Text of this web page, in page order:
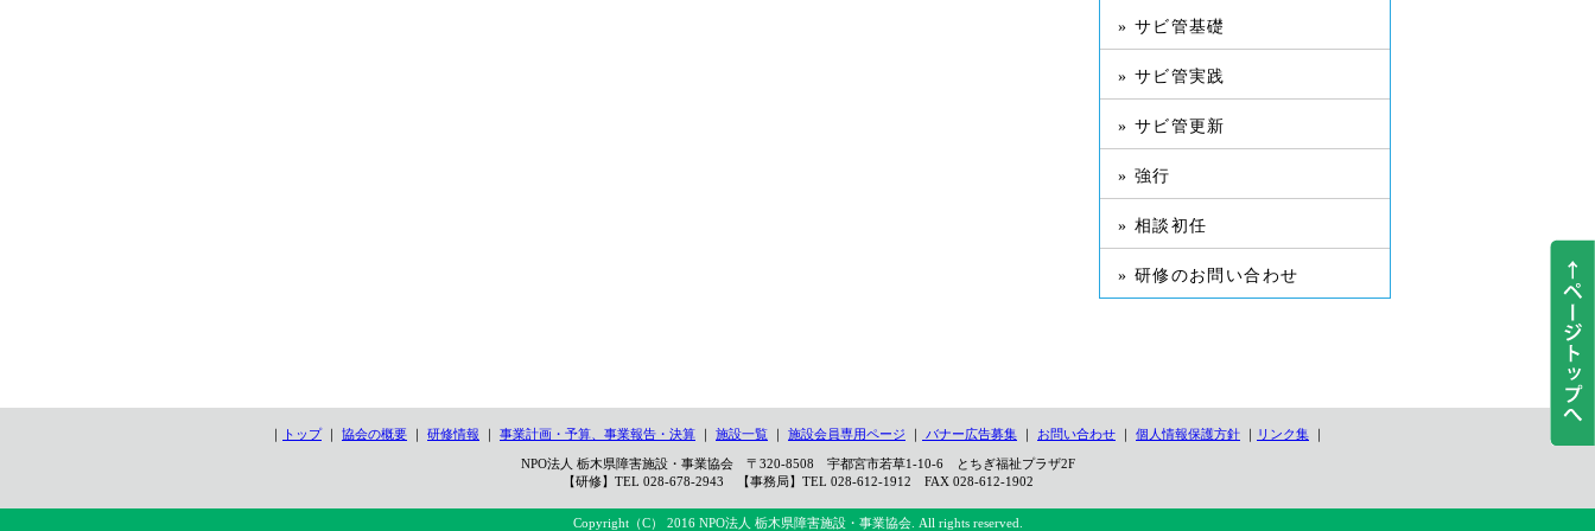
» サビ管基礎
» サビ管実践
» サビ管更新
» 強行
» 相談初任
» 研修のお問い合わせ
｜ トップ｜ 協会の概要 ｜ 研修情報 ｜ 事業計画・予算、事業報告・決算 ｜ 施設一覧 ｜ 施設会員専用ページ ｜ バナー広告募集 ｜ お問い合わせ ｜ 個人情報保護方針 ｜ リンク集 ｜
NPO法人 栃木県障害施設・事業協会 〒320-8508 宇都宮市若草1-10-6 とちぎ福祉プラザ2F
【研修】TEL 028-678-2943 【事務局】TEL 028-612-1912 FAX 028-612-1902
Copyright（C） 2016 NPO法人 栃木県障害施設・事業協会. All rights reserved.